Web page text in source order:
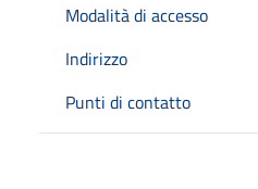
Modalità di accesso
Indirizzo
Punti di contatto